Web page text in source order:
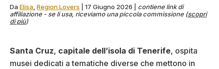
Da Elisa Region Lovers 17 Giugno 2026
contiene link di
affiliazione - se li usa, riceviamo una piccola commissione (scopri
di più)
Santa Cruz, capitale dell’isola di Tenerife, ospita
musei dedicati a tematiche diverse che mettono in